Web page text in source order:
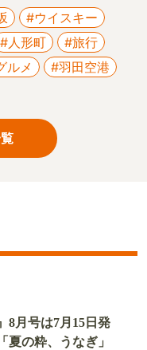
#ウイスキー
#人形町
#旅行
ルメ
#羽田空港
8月号は7月15日発
の粋、うなぎ」